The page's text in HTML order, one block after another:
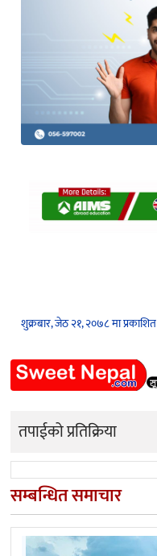
शुक्रबार, जेठ २१, २०७८ मा प्रकाशित
तपाईको प्रतिक्रिया
सम्बन्धित समाचार